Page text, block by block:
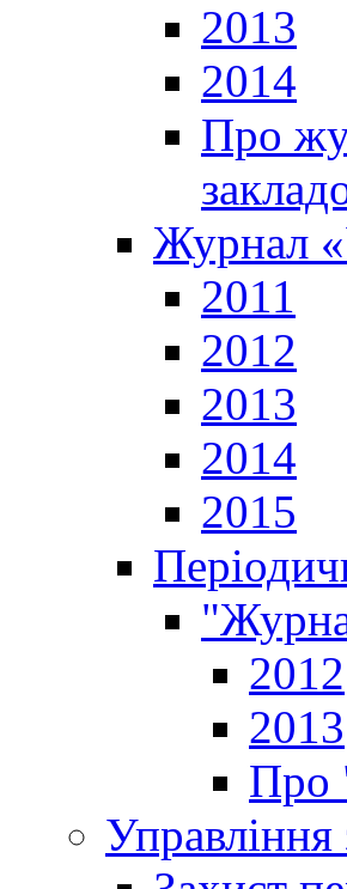
2013
2014
Про
Журнал
2011
2012
2013
2014
2015
2012
2013
Про